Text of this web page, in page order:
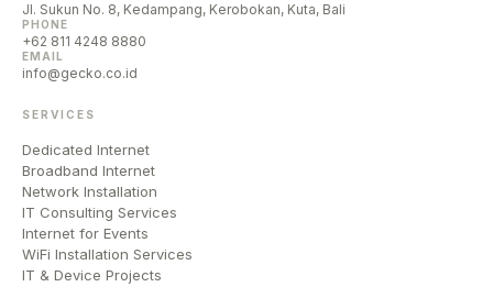
Jl. Sukun No. 8, Kedampang, Kerobokan, Kuta, Bali
PHONE
+62 811 4248 8880
EMAIL
info@gecko.co.id
SERVICES
Dedicated Internet
Broadband Internet
Network Installation
IT Consulting Services
Internet for Events
WiFi Installation Services
IT & Device Projects